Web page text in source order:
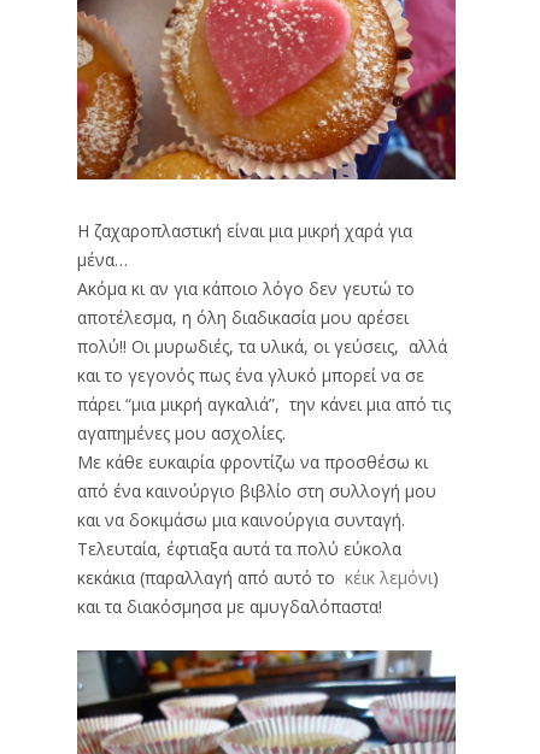
Η ζαχαροπλαστική είναι μια μικρή χαρά για
μένα…
Ακόμα κι αν για κάποιο λόγο δεν γευτώ το
αποτέλεσμα, η όλη διαδικασία μου αρέσει
πολύ!! Οι μυρωδιές, τα υλικά, οι γεύσεις, αλλά
και το γεγονός πως ένα γλυκό μπορεί να σε
πάρει “μια μικρή αγκαλιά”, την κάνει μια από τις
αγαπημένες μου ασχολίες.
Με κάθε ευκαιρία φροντίζω να προσθέσω κι
από ένα καινούργιο βιβλίο στη συλλογή μου
και να δοκιμάσω μια καινούργια συνταγή.
Τελευταία, έφτιαξα αυτά τα πολύ εύκολα
κεκάκια (παραλλαγή από αυτό το κέικ λεμόνι)
και τα διακόσμησα με αμυγδαλόπαστα!